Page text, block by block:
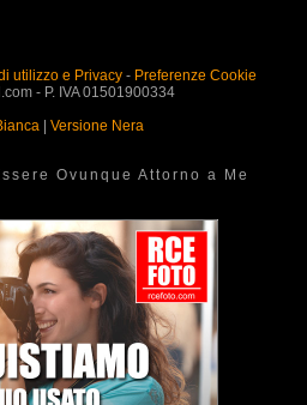
utilizzo e Privacy- Preferenze Cookie
- P. IVA 01501900334
| Versione Nera
Ovunque Attorno a Me